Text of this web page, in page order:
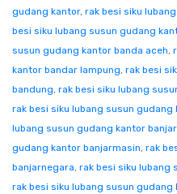
gudang kantor, rak besi siku
besi siku lubang susun gudang
susun gudang kantor banda aceh,
kantor bandar lampung, rak besi
bandung, rak besi siku lubang
rak besi siku lubang susun gudang
lubang susun gudang kantor
gudang kantor banjarmasin, rak
banjarnegara, rak besi siku lubang
rak besi siku lubang susun gudang